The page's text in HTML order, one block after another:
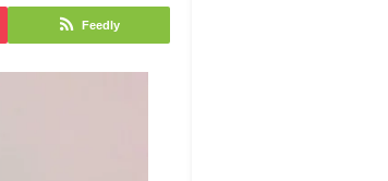
Feedly